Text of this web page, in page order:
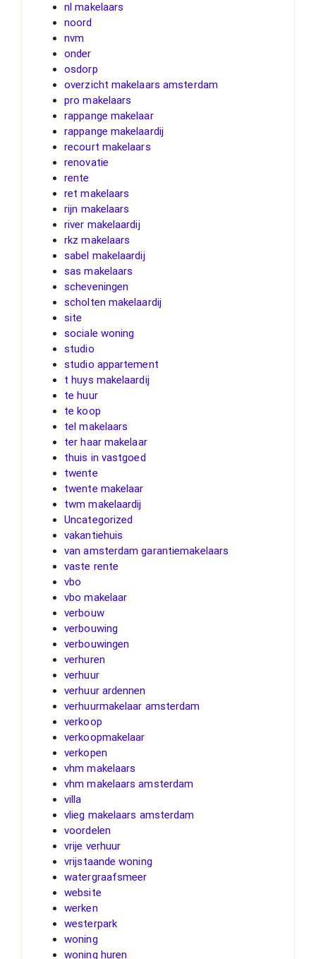
nl makelaars
noord
nvm
onder
osdorp
overzicht makelaars amsterdam
pro makelaars
rappange makelaar
rappange makelaardij
recourt makelaars
renovatie
rente
ret makelaars
rijn makelaars
river makelaardij
rkz makelaars
sabel makelaardij
sas makelaars
scheveningen
scholten makelaardij
site
sociale woning
studio
studio appartement
t huys makelaardij
te huur
te koop
tel makelaars
ter haar makelaar
thuis in vastgoed
twente
twente makelaar
twm makelaardij
Uncategorized
vakantiehuis
van amsterdam garantiemakelaars
vaste rente
vbo
vbo makelaar
verbouw
verbouwing
verbouwingen
verhuren
verhuur
verhuur ardennen
verhuurmakelaar amsterdam
verkoop
verkoopmakelaar
verkopen
vhm makelaars
vhm makelaars amsterdam
villa
vlieg makelaars amsterdam
voordelen
vrije verhuur
vrijstaande woning
watergraafsmeer
website
werken
westerpark
woning
woning huren